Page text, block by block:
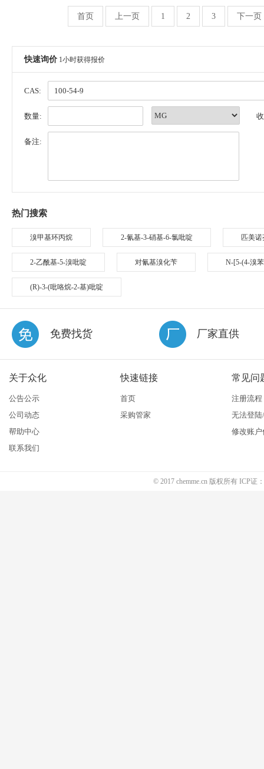
首页 上一页 1 2 3 下一页
快速询价 1小时获得报价
CAS:
数量:
备注:
热门搜索
溴甲基环丙烷 2-氰基-3-硝基-6-氯吡啶 匹美诺
2-乙酰基-5-溴吡啶 对氰基溴化苄 N-[5-(4-溴
(R)-3-(吡咯烷-2-基)吡啶
免费找货 厂家直供
关于众化
公告公示
公司动态
帮助中心
联系我们
快速链接
首页
采购管家
常见问
注册流程
无法登
修改账户
© 2017 chemme.cn 版权所有 ICP证：